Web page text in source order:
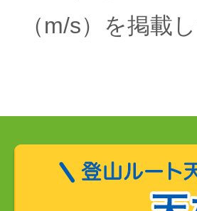
（m/s）を掲載